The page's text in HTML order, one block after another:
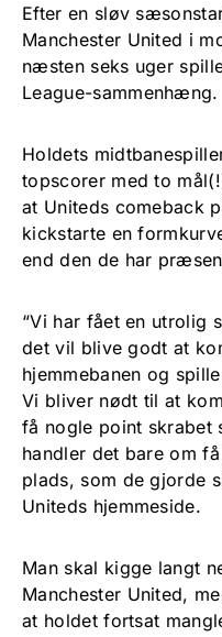
Efter en sløv
Manchester United i
næsten seks uger
League-sammenhæng.
Holdets
topscorer med to
at Uniteds comeback
kickstarte en
end den de har
“Vi har fået en utrolig
det vil blive godt at
hjemmebanen og
Vi bliver nødt til at
få nogle point skrabet
handler det bare om
plads, som de gjorde
Uniteds hjemmeside.
Man skal kigge langt
Manchester United,
at holdet fortsat